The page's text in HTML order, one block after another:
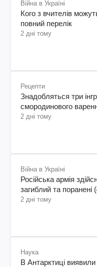
Війна в Україні
Кого з вчителів
повний перелік
2 дні тому
Рецепти
Знадобляться три
смородинового
2 дні тому
Війна в Україні
Російська армія
загиблий та поранені
2 дні тому
Наука
В Антарктиці виявили